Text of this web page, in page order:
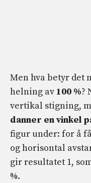
Men hva betyr det
helning av 100 %?
vertikal stigning,
danner en vinkel
figur under: for å
og horisontal
gir resultatet 1,
%.